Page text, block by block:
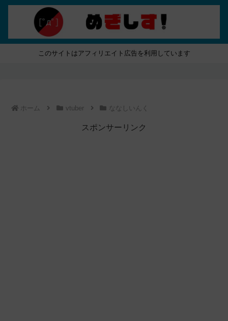
このサイトはアフィリエイト広告を利用しています
ホーム vtuber ななしいんく
スポンサーリンク